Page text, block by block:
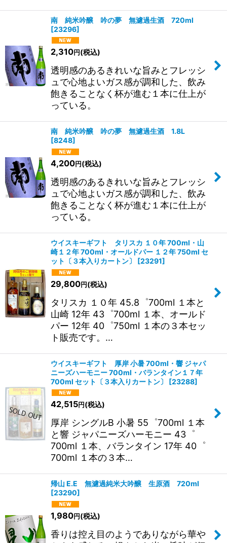
南 純米吟醸 吟の夢 無濾過生酒 720ml
[23296]
2,310円 (税込)
透明感のあるきれいな旨みとフレッシ
ュで心地よいガス感が調和した、飲み
飽きることなく杯が進む１本に仕上が
っている。
南 純米吟醸 吟の夢 無濾過生酒 1.8L
[8248]
4,200円 (税込)
透明感のあるきれいな旨みとフレッシ
ュで心地よいガス感が調和した、飲み
飽きることなく杯が進む１本に仕上が
っている。
ウイスキーギフト タリスカ １０年 700ml・山
崎１２年 700ml・オールドパー １２年 750ml セ
ット〔３本入りカートン〕
[23291]
29,800円 (税込)
タリスカ １０年 45.8゜700ml １本と
山崎 12年 43゜700ml １本、オールド
パー 12年 40゜750ml １本の３本セッ
ト販売です。…
ウイスキーギフト 厚岸 小暑 700ml・響 ジャパ
ニーズハーモニー 700ml・バランタイン１７年
700ml セット〔３本入りカートン〕
[23288]
42,515円 (税込)
厚岸 シングルB 小暑 55゜700ml １本
と響 ジャパニーズハーモニー 43゜
700ml １本、バランタイン 17年 40゜
700ml １本の３本…
帰山 E.E 無濾過純米大吟醸 生原酒 720ml
[23290]
1,980円 (税込)
香りは控え目のようでありながら華や